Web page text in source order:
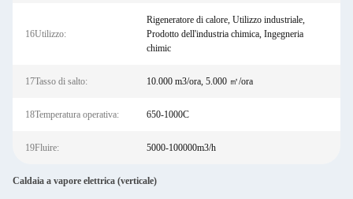
16Utilizzo:
Rigeneratore di calore, Utilizzo industriale,
Prodotto dell'industria chimica, Ingegneria
chimic
17Tasso di salto: 10.000 m3/ora, 5.000 ㎡/ora
18Temperatura operativa: 650-1000C
19Fluire: 5000-100000m3/h
Caldaia a vapore elettrica (verticale)